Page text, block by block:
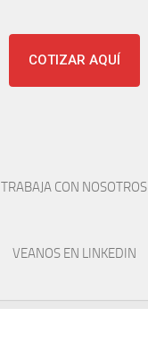
COTIZAR AQUÍ
TRABAJA CON NOSOTROS
VEANOS EN LINKEDIN